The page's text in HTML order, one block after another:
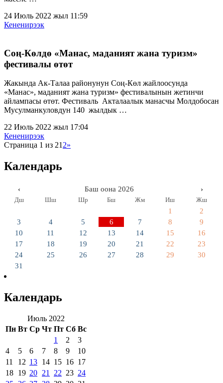
24 Июль 2022 жыл 11:59
Кененирээк
Соң-Көлдө «Манас, маданият жана туризм»
фестивалы өтөт
Жакында Ак-Талаа районунун Соң-Көл жайлоосунда
«Манас», маданият жана туризм» фестивалынын жетинчи
айлампасы өтөт. Фестиваль Акталаалык манасчы Молдобосан
Мусулманкуловдун 140 жылдык …
22 Июль 2022 жыл 17:04
Кененирээк
Страница 1 из 212»
Календарь
‹ Баш оона 2026 ›
Дш Шш Шр Бш Жм Иш Жш
1
2
3
4 5 6 7 8
9
10
11 12 13 14 15
16
17
18 19 20 21 22
23
24
25 26 27 28 29
30
31
Календарь
Июль 2022
Пн Вт Ср Чт Пт Сб Вс
1
2
3
4
5 6 7 8 9
10
11
12 13 14 15 16 17
18 19 20 21 22 23 24